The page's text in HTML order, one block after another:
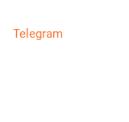
Telegram